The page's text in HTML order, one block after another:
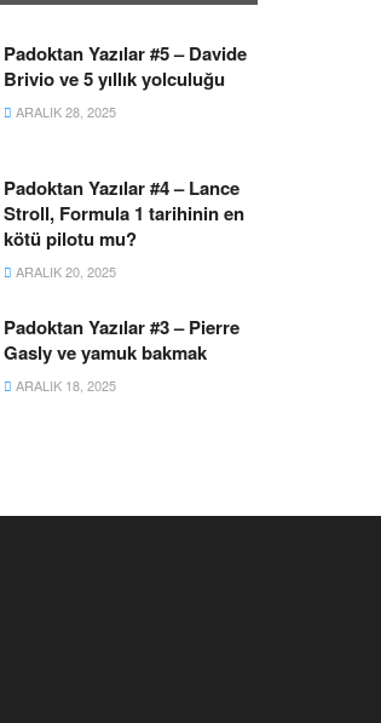
Padoktan Yazılar #5 – Davide
Brivio ve 5 yıllık yolculuğu
ARALIK 28, 2025
Padoktan Yazılar #4 – Lance
Stroll, Formula 1 tarihinin en
kötü pilotu mu?
ARALIK 20, 2025
Padoktan Yazılar #3 – Pierre
Gasly ve yamuk bakmak
ARALIK 18, 2025